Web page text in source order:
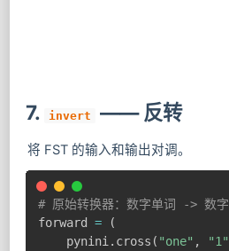
7. invert —— 反转
将 FST 的输入和输出对调。
# 原始转换器：数字单词 -> 数字
forward =
(
    pynini
. cross ( "one" , "1"